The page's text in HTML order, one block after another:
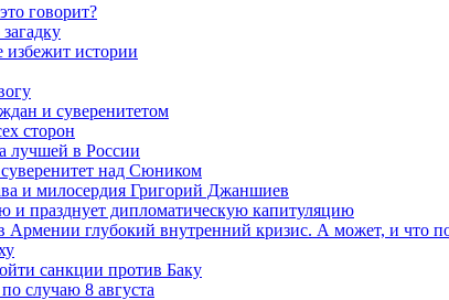
говорит?
истории
и суверенитетом
сторон
лучшей в России
над Сюником
и милосердия Григорий Джаншиев
и празднует дипломатическую капитуляцию
Армении глубокий внутренний кризис. А может, и что
санкции против Баку
случаю 8 августа